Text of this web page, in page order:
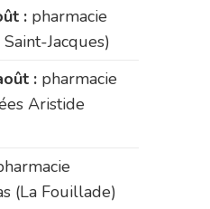
: pharmacie
Jacques)
: pharmacie
Aristide
(La Fouillade)